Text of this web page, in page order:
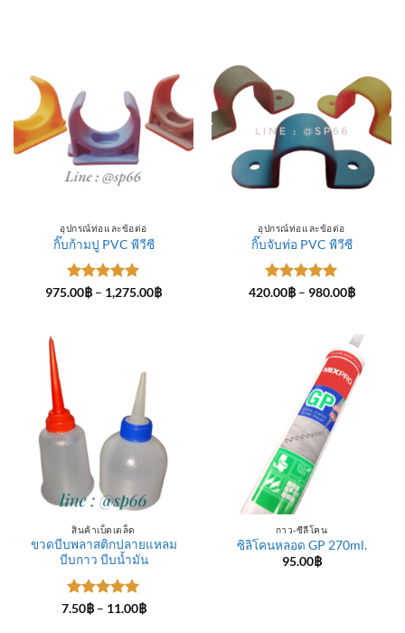
อุปกรณ์ท่อและข้อต่อ
กิ๊บก้ามปู PVC พีวีซี
ให้คะแนน
975.00฿ – 1,275.00฿Price
อุปกรณ์ท่อและข้อต่อ
กิ๊บจับท่อ PVC พีวีซี
ให้คะแนน
420.00฿ – 980.00฿Price
980.00฿
สินค้าเบ็ดเตล็ด
ขวดบีบพลาสติกปลายแหลม
บีบกาว บีบน้ำมัน
ให้คะแนน
7.50฿ – 11.00฿Price
กาว-ซีลีโคน
ซิลิโคนหลอด GP 270ml.
95.00฿